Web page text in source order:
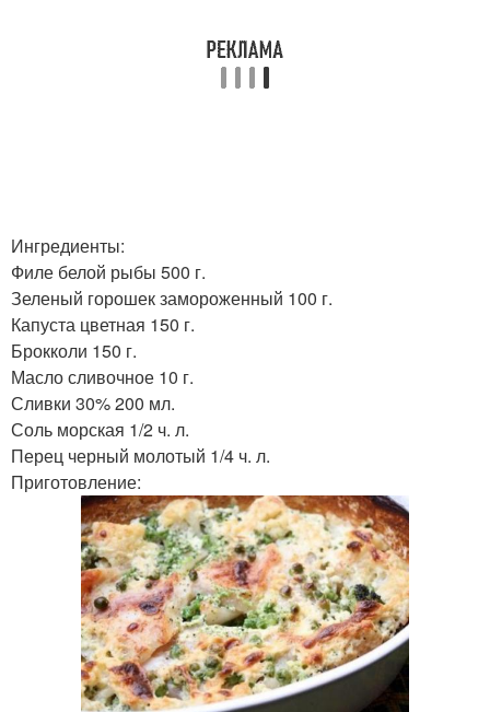
Ингредиенты:
Филе белой рыбы 500 г.
Зеленый горошек замороженный 100 г.
Капуста цветная 150 г.
Брокколи 150 г.
Масло сливочное 10 г.
Сливки 30% 200 мл.
Соль морская 1/2 ч. л.
Перец черный молотый 1/4 ч. л.
Приготовление: